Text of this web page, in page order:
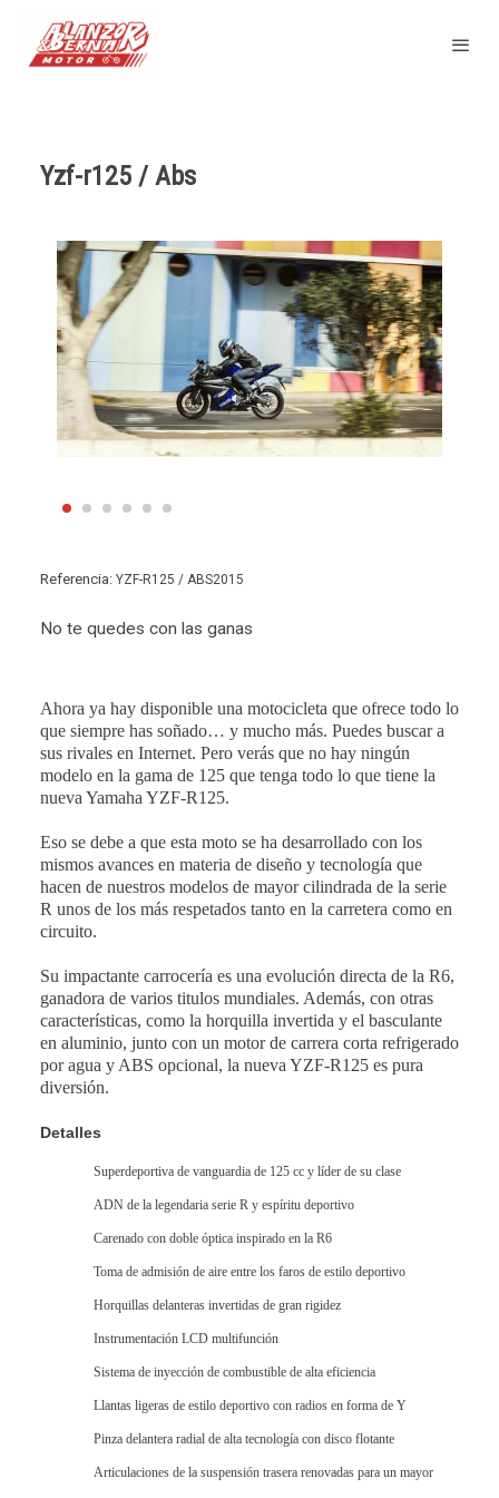
Yzf-r125 / Abs
Referencia: YZF-R125 / ABS2015
No te quedes con las ganas
Ahora ya hay disponible una motocicleta que ofrece todo lo
que siempre has soñado… y mucho más. Puedes buscar a
sus rivales en Internet. Pero verás que no hay ningún
modelo en la gama de 125 que tenga todo lo que tiene la
nueva Yamaha YZF-R125.
Eso se debe a que esta moto se ha desarrollado con los
mismos avances en materia de diseño y tecnología que
hacen de nuestros modelos de mayor cilindrada de la serie
R unos de los más respetados tanto en la carretera como en
circuito.
Su impactante carrocería es una evolución directa de la R6,
ganadora de varios titulos mundiales. Además, con otras
características, como la horquilla invertida y el basculante
en aluminio, junto con un motor de carrera corta refrigerado
por agua y ABS opcional, la nueva YZF-R125 es pura
diversión.
Detalles
Superdeportiva de vanguardia de 125 cc y líder de su clase
ADN de la legendaria serie R y espíritu deportivo
Carenado con doble óptica inspirado en la R6
Toma de admisión de aire entre los faros de estilo deportivo
Horquillas delanteras invertidas de gran rigidez
Instrumentación LCD multifunción
Sistema de inyección de combustible de alta eficiencia
Llantas ligeras de estilo deportivo con radios en forma de Y
Pinza delantera radial de alta tecnología con disco flotante
Articulaciones de la suspensión trasera renovadas para un mayor